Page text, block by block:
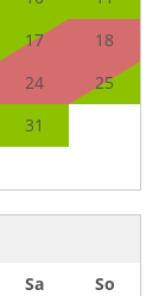
17
18
24
25
31
Sa
So